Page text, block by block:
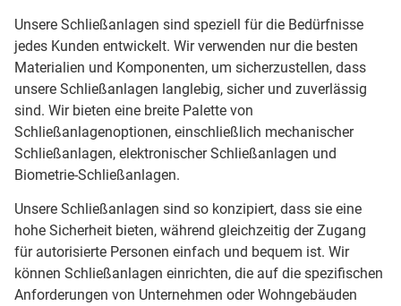
Unsere Schließanlagen sind speziell für die Bedürfnisse
jedes Kunden entwickelt. Wir verwenden nur die besten
Materialien und Komponenten, um sicherzustellen, dass
unsere Schließanlagen langlebig, sicher und zuverlässig
sind. Wir bieten eine breite Palette von
Schließanlagenoptionen, einschließlich mechanischer
Schließanlagen, elektronischer Schließanlagen und
Biometrie-Schließanlagen.
Unsere Schließanlagen sind so konzipiert, dass sie eine
hohe Sicherheit bieten, während gleichzeitig der Zugang
für autorisierte Personen einfach und bequem ist. Wir
können Schließanlagen einrichten, die auf die spezifischen
Anforderungen von Unternehmen oder Wohngebäuden